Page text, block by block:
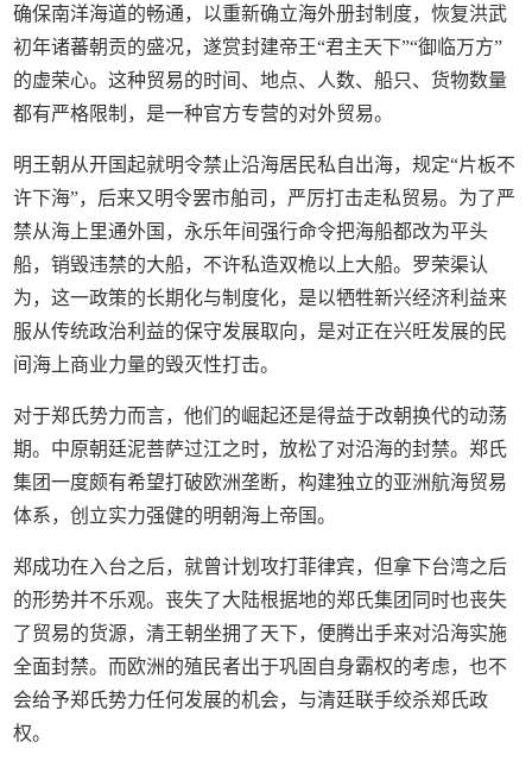
确保南洋海道的畅通，以重新确立海外册封制度，恢复洪武
初年诸蕃朝贡的盛况，遂赏封建帝王“君主天下”“御临万方”
的虚荣心。这种贸易的时间、地点、人数、船只、货物数量
都有严格限制，是一种官方专营的对外贸易。
明王朝从开国起就明令禁止沿海居民私自出海，规定“片板不
许下海”，后来又明令罢市舶司，严厉打击走私贸易。为了严
禁从海上里通外国，永乐年间强行命令把海船都改为平头
船，销毁违禁的大船，不许私造双桅以上大船。罗荣渠认
为，这一政策的长期化与制度化，是以牺牲新兴经济利益来
服从传统政治利益的保守发展取向，是对正在兴旺发展的民
间海上商业力量的毁灭性打击。
对于郑氏势力而言，他们的崛起还是得益于改朝换代的动荡
期。中原朝廷泥菩萨过江之时，放松了对沿海的封禁。郑氏
集团一度颇有希望打破欧洲垄断，构建独立的亚洲航海贸易
体系，创立实力强健的明朝海上帝国。
郑成功在入台之后，就曾计划攻打菲律宾，但拿下台湾之后
的形势并不乐观。丧失了大陆根据地的郑氏集团同时也丧失
了贸易的货源，清王朝坐拥了天下，便腾出手来对沿海实施
全面封禁。而欧洲的殖民者出于巩固自身霸权的考虑，也不
会给予郑氏势力任何发展的机会，与清廷联手绞杀郑氏政
权。